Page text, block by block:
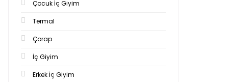
Çocuk İç Giyim
Termal
Çorap
İç Giyim
Erkek İç Giyim